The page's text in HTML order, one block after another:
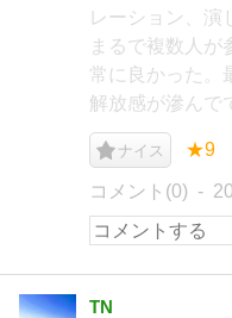
レーション、演
まるで複数人が
常に良かった。
解放感が滲んで
ナイス ★9
コメント(0)
TN